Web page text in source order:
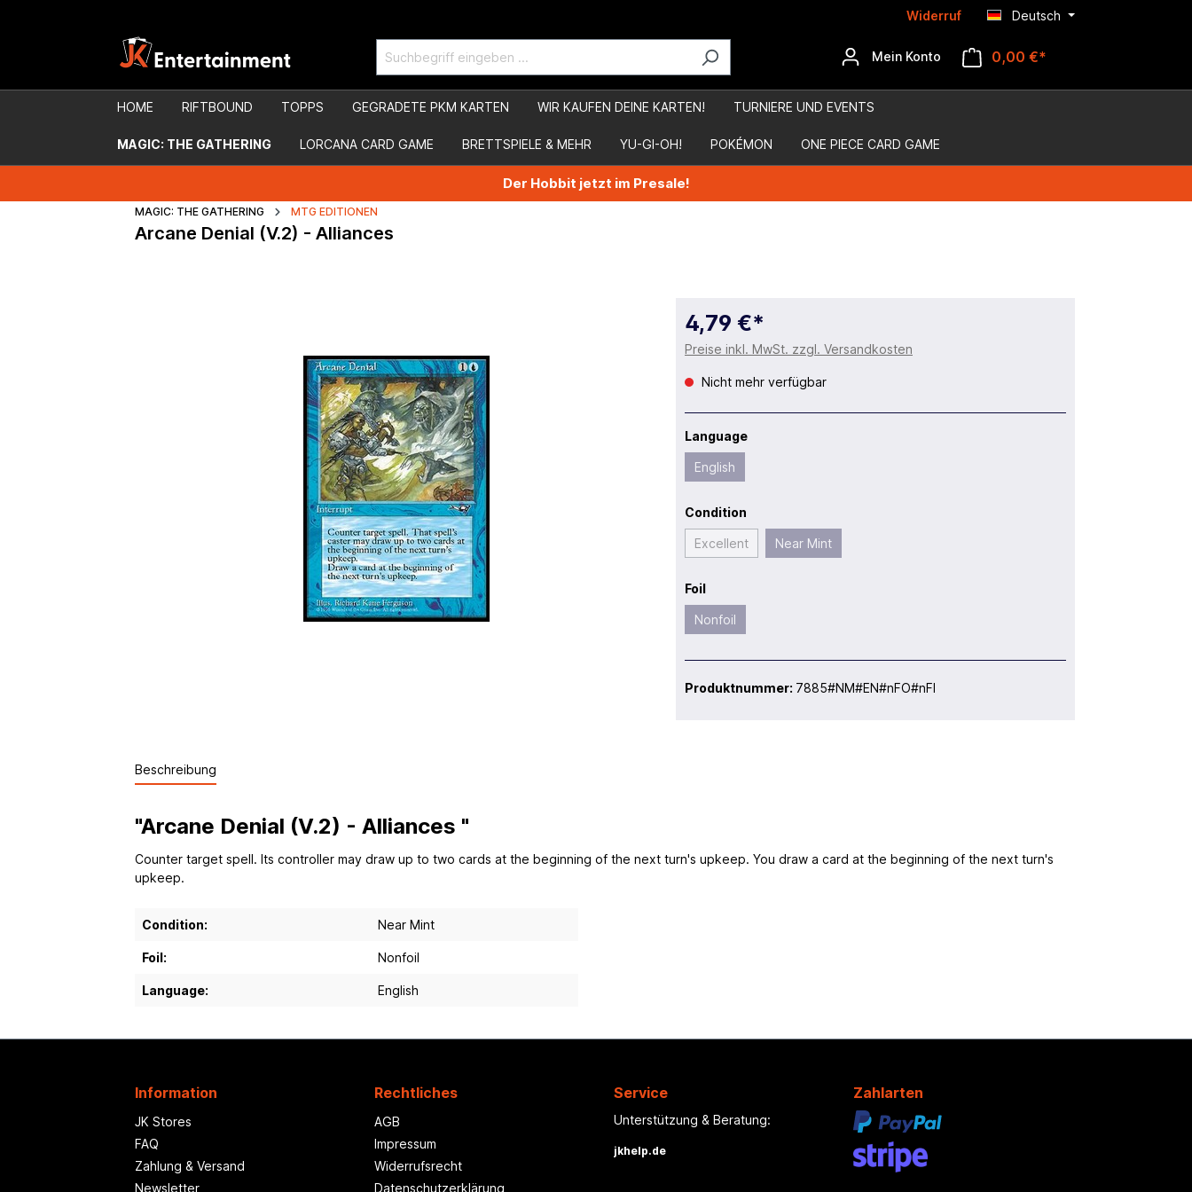
Widerruf Deutsch
Mein Konto 0,00 €*
HOME RIFTBOUND TOPPS GEGRADETE PKM KARTEN WIR KAUFEN DEINE KARTEN! TURNIERE UND EVENTS
MAGIC: THE GATHERING LORCANA CARD GAME BRETTSPIELE & MEHR YU-GI-OH! POKÉMON ONE PIECE CARD GAME
Der Hobbit jetzt im Presale!
MAGIC: THE GATHERING MTG EDITIONEN
Arcane Denial (V.2) - Alliances
4,79 €*
Preise inkl. MwSt. zzgl. Versandkosten
Nicht mehr verfügbar
Language
English
Condition
Excellent Near Mint
Foil
Nonfoil
Produktnummer: 7885#NM#EN#nFO#nFI
Beschreibung
"Arcane Denial (V.2) - Alliances "
Counter target spell. Its controller may draw up to two cards at the beginning of the next turn's upkeep. You draw a card at the beginning of the next turn's
upkeep.
Condition: Near Mint
Foil: Nonfoil
Language: English
Information
JK Stores
FAQ
Zahlung & Versand
Newsletter
Rechtliches
AGB
Impressum
Widerrufsrecht
Datenschutzerklärung
Service
Unterstützung & Beratung:
jkhelp.de
Zahlarten